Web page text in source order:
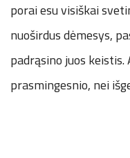
porai esu visiškai
nuoširdus dėmesys,
padrąsino juos
prasmingesnio, nei